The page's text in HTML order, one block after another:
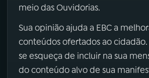
meio das Ouvidorias.
Sua opinião ajuda a EBC a
conteúdos ofertados ao cidadão.
se esqueça de incluir na sua
do conteúdo alvo de sua